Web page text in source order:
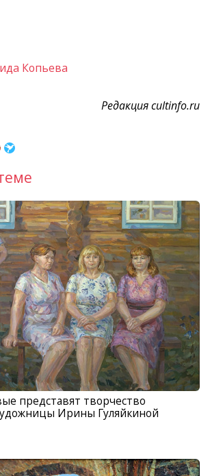
Копьева
Редакция cultinfo.ru
представят творчество
Ирины Гуляйкиной